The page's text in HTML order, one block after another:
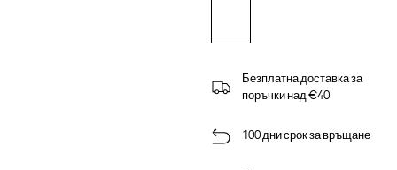
Безплатна доставка за
поръчки над €40
100 дни срок за връщане